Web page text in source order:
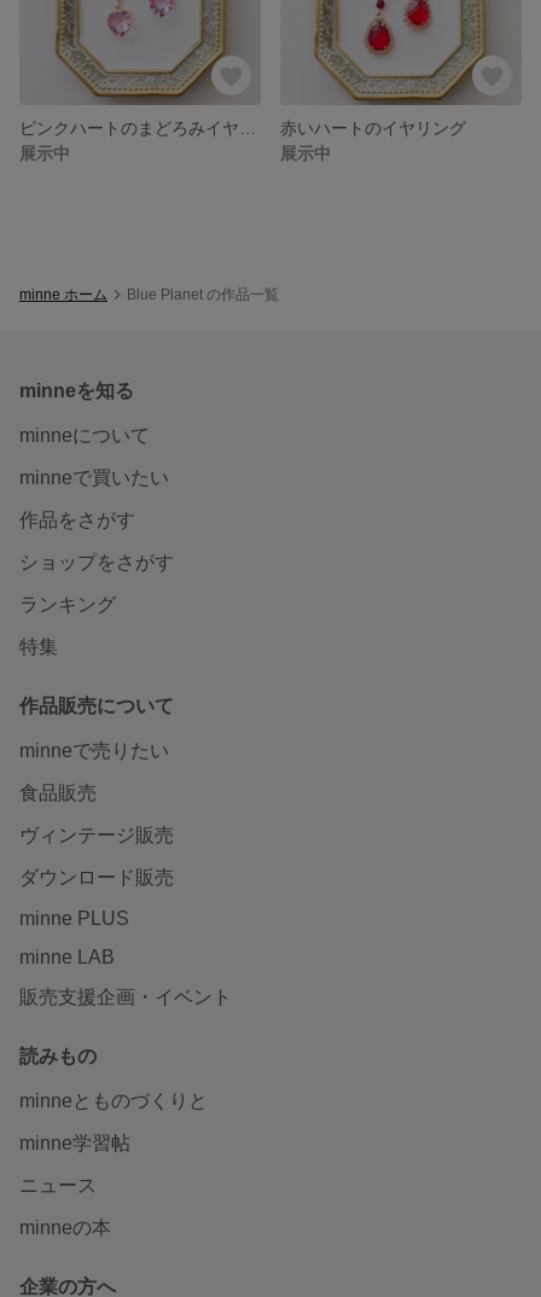
展示中
赤いハートのイヤリング
展示中
minne ホーム Blue Planet の作品一覧
minneを知る
minneについて
minneで買いたい
作品をさがす
ショップをさがす
ランキング
特集
作品販売について
minneで売りたい
食品販売
ヴィンテージ販売
ダウンロード販売
minne PLUS
minne LAB
販売支援企画・イベント
読みもの
minneとものづくりと
minne学習帖
ニュース
minneの本
企業の方へ